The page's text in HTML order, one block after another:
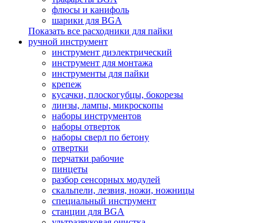
флюсы и канифоль
шарики для BGA
Показать все расходники для пайки
ручной инструмент
инструмент диэлектрический
инструмент для монтажа
инструменты для пайки
крепеж
кусачки, плоскогубцы, бокорезы
линзы, лампы, микроскопы
наборы инструментов
наборы отверток
наборы сверл по бетону
отвертки
перчатки рабочие
пинцеты
разбор сенсорных модулей
скальпели, лезвия, ножи, ножницы
специальный инструмент
станции для BGA